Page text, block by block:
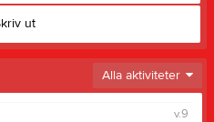
ut
Alla aktiviteter
v.9